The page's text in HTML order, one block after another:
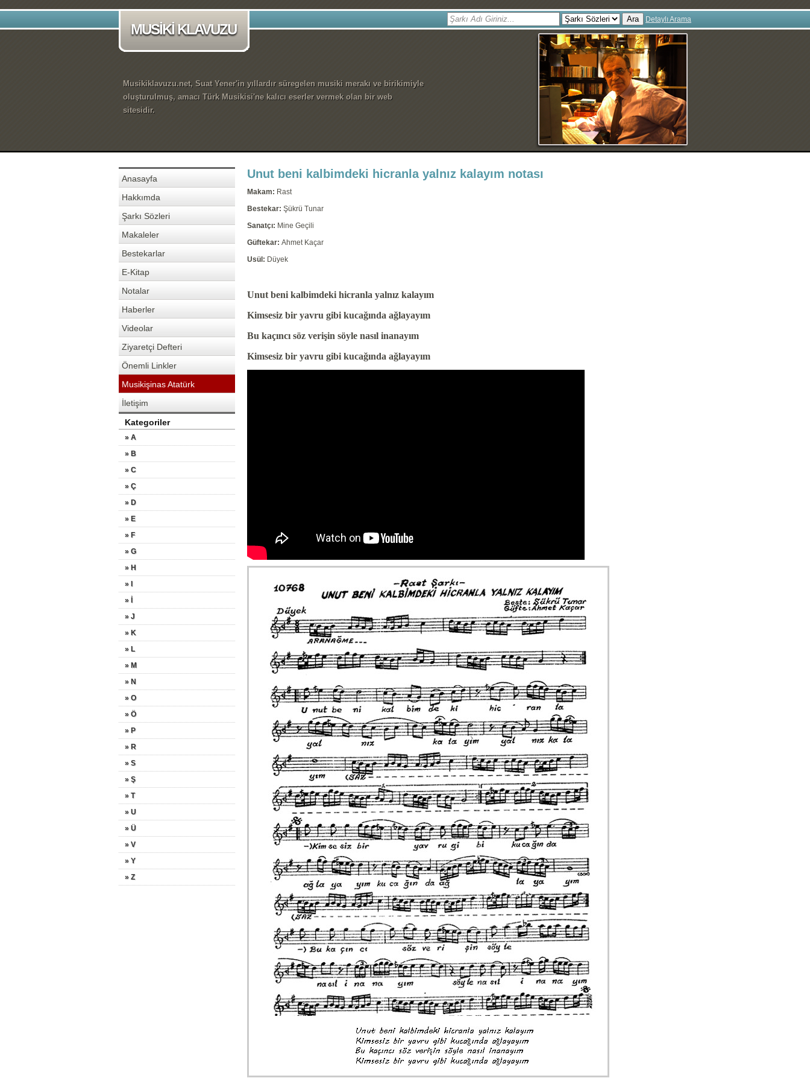
MUSİKİ KLAVUZU
Ara Detaylı Arama
Musikiklavuzu.net, Suat Yener'in yıllardır süregelen musiki merakı ve birikimiyle
oluşturulmuş, amacı Türk Musikisi'ne kalıcı eserler vermek olan bir web
sitesidir.
Anasayfa
Hakkımda
Şarkı Sözleri
Makaleler
Bestekarlar
E-Kitap
Notalar
Haberler
Videolar
Ziyaretçi Defteri
Önemli Linkler
Musikişinas Atatürk
İletişim
Kategoriler
» A
» B
» C
» Ç
» D
» E
» F
» G
» H
» I
» İ
» J
» K
» L
» M
» N
» O
» Ö
» P
» R
» S
» Ş
» T
» U
» Ü
» V
» Y
» Z
Unut beni kalbimdeki hicranla yalnız kalayım notası
Makam: Rast
Bestekar: Şükrü Tunar
Sanatçı: Mine Geçili
Güftekar: Ahmet Kaçar
Usül: Düyek
Unut beni kalbimdeki hicranla yalnız kalayım
Kimsesiz bir yavru gibi kucağında ağlayayım
Bu kaçıncı söz verişin söyle nasıl inanayım
Kimsesiz bir yavru gibi kucağında ağlayayım